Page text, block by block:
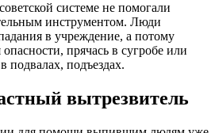
системе не помогали
инструментом. Люди
в учреждение, а потому
прячась в сугробе или
подвалах, подъездах.
вытрезвитель